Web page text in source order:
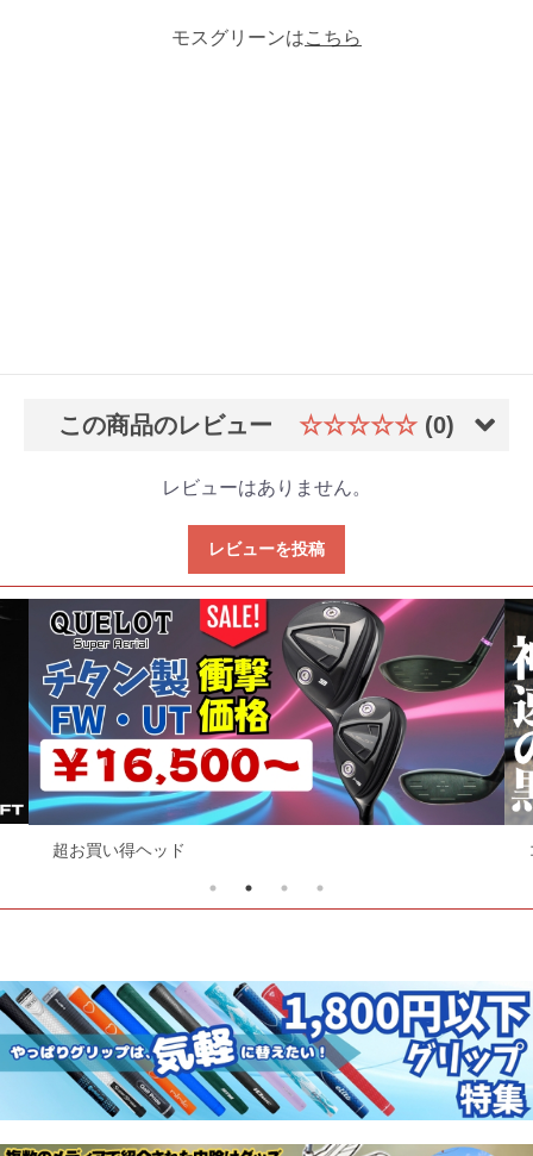
モスグリーンはこちら
この商品のレビュー ☆☆☆☆☆ (0)
レビューはありません。
レビューを投稿
超お買い得ヘッド